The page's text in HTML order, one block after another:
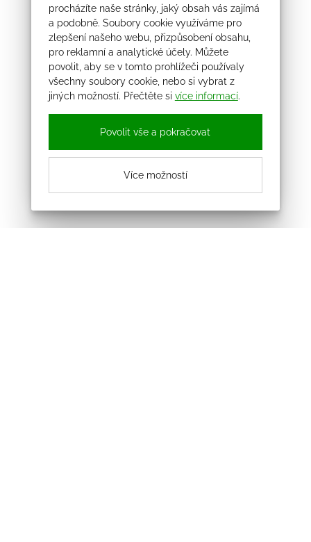
procházíte naše stránky, jaký obsah vás zajímá
a podobně. Soubory cookie využíváme pro
zlepšení našeho webu, přizpůsobení obsahu,
pro reklamní a analytické účely. Můžete
povolit, aby se v tomto prohlížeči používaly
všechny soubory cookie, nebo si vybrat z
jiných možností. Přečtěte si více informací.
Povolit vše a pokračovat
Více možností